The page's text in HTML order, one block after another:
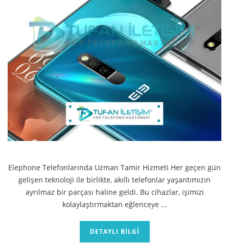
Elephone Telefonlarında Uzman Tamir Hizmeti Her geçen gün
gelişen teknoloji ile birlikte, akıllı telefonlar yaşantımızın
ayrılmaz bir parçası haline geldi. Bu cihazlar, işimizi
kolaylaştırmaktan eğlenceye ...
DETAYLI BILGI